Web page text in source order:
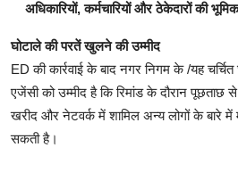
अधिकारियों, कर्मचारियों और ठेकेदारों की
घोटाले की परतें खुलने की उम्मीद
ED की कार्रवाई के बाद नगर निगम के /यह
एजेंसी को उम्मीद है कि रिमांड के दौरान पूछताछ
खरीद और नेटवर्क में शामिल अन्य लोगों के बारे में
सकती है।